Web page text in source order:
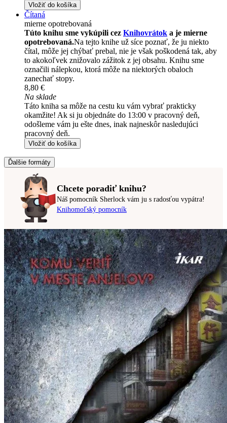
Vložiť do košíka
Čítaná
mierne opotrebovaná
Túto knihu sme vykúpili cez Knihovrátok a je mierne
opotrebovaná.Na tejto knihe už síce poznať, že ju niekto
čítal, môže jej chýbať prebal, nie je však poškodená tak, aby
to akokoľvek znižovalo zážitok z jej obsahu. Knihu sme
označili nálepkou, ktorá môže na niektorých obaloch
zanechať stopy.
8,80 €
Na sklade
Táto kniha sa môže na cestu ku vám vybrať prakticky
okamžite! Ak si ju objednáte do 13:00 v pracovný deň,
odošleme vám ju ešte dnes, inak najneskôr nasledujúci
pracovný deň.
Vložiť do košíka
Ďalšie formáty
Chcete poradiť knihu?
Náš pomocník Sherlock vám ju s radosťou vypátra!
Knihomoľský pomocník